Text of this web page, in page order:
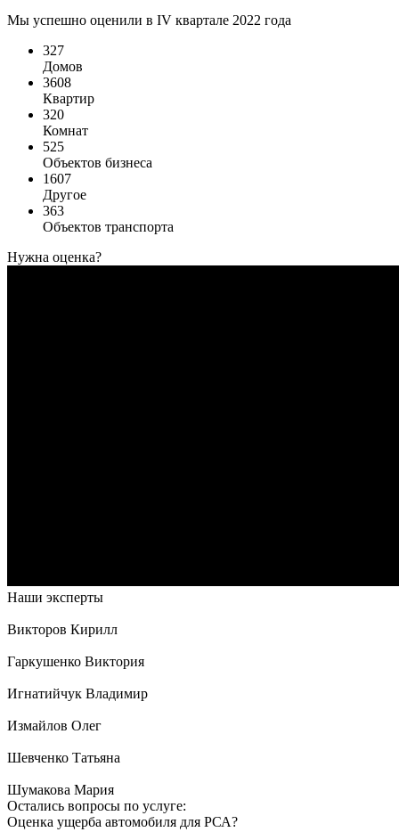
Мы успешно оценили в IV квартале 2022 года
327
Домов
3608
Квартир
320
Комнат
525
Объектов бизнеса
1607
Другое
363
Объектов транспорта
Нужна оценка?
Наши эксперты
Викторов Кирилл
Гаркушенко Виктория
Игнатийчук Владимир
Измайлов Олег
Шевченко Татьяна
Шумакова Мария
Остались вопросы по услуге:
Оценка ущерба автомобиля для РСА?